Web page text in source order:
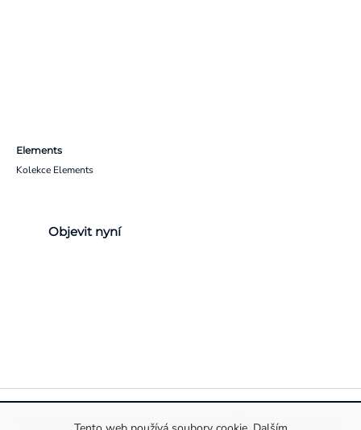
Elements
Kolekce Elements
Objevit nyní
Pravidla ochrany a zpracování osobních údajůInformace o cookies